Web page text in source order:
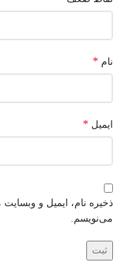
نام *
ایمیل *
ذخیره نام، ایمیل و
می‌نویسم.